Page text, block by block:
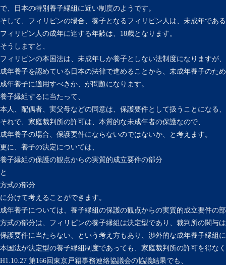
で、日本の特別養子縁組に近い制度のようです。
そして、フィリピンの場合、養子となるフィリピン人は、未成年であ
フィリピン人の成年に達する年齢は、18歳となります。
そうしますと、
フィリピンの本国法は、未成年しか養子としない法制度になりますが、
成年養子を認めている日本の法律で進めることから、未成年養子のた
成年養子に適用すべきか、が問題になります。
養子縁組するに当たって、
本人、配偶者、実父母などの同意は、保護要件として扱うことになる
それで、家庭裁判所の許可は、本質的な未成年者の保護なので、
成年養子の場合、保護要件にならないのではないか、と考えます。
更に、養子の決定については、
養子縁組の保護の観点からの実質的成立要件の部分
と
方式の部分
に分けて考えることができます。
成年養子については、養子縁組の保護の観点からの実質的成立要件の
方式の部分は、フィリピンの養子縁組は決定型であり、裁判所の関与
保護要件に当たらない、という考え方もあり、渉外的な成年養子縁組
本国法が決定型の養子縁組制度であっても、家庭裁判所の許可を得な
H1.10.27 第166回東京戸籍事務連絡協議会の協議結果でも、